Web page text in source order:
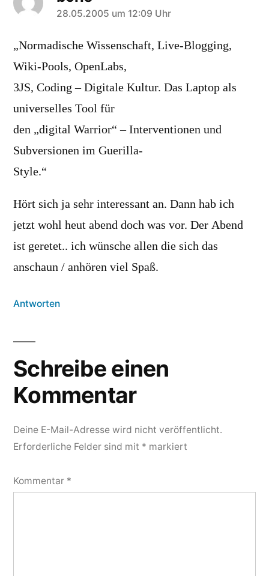
sagt:
28.05.2005 um 12:09 Uhr
„Normadische Wissenschaft, Live-Blogging,
Wiki-Pools, OpenLabs,
3JS, Coding – Digitale Kultur. Das Laptop als
universelles Tool für
den „digital Warrior“ – Interventionen und
Subversionen im Guerilla-
Style.“
Hört sich ja sehr interessant an. Dann hab ich
jetzt wohl heut abend doch was vor. Der Abend
ist geretet.. ich wünsche allen die sich das
anschaun / anhören viel Spaß.
Antworten
Schreibe einen
Kommentar
Deine E-Mail-Adresse wird nicht veröffentlicht.
Erforderliche Felder sind mit * markiert
Kommentar *